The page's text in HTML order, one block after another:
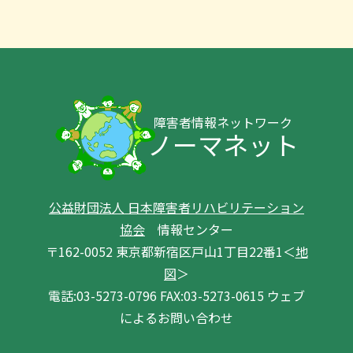
障害者情報ネットワーク
ノーマネット
公益財団法人 日本障害者リハビリテーション
協会 情報センター
〒162-0052 東京都新宿区戸山1丁目22番1＜地
図＞
電話:03-5273-0796 FAX:03-5273-0615 ウェブ
によるお問い合わせ